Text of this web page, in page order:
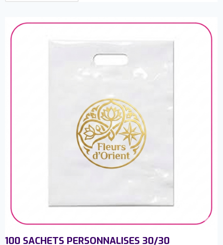
100 SACHETS PERSONNALISES 30/30